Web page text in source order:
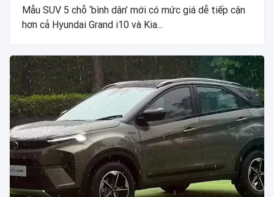
Mẫu SUV 5 chỗ ‘bình dân’ mới có mức giá dễ tiếp cận
hơn cả Hyundai Grand i10 và Kia...